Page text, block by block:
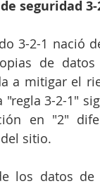
seguridad 3-
3-2-1 nació
de
a mitigar el
"regla 3-2-1"
en "2"
sitio.
los datos